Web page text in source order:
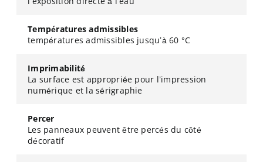
Températures admissibles
températures admissibles jusqu’à 60 °C
Imprimabilité
La surface est appropriée pour l’impression
numérique et la sérigraphie
Percer
Les panneaux peuvent être percés du côté
décoratif